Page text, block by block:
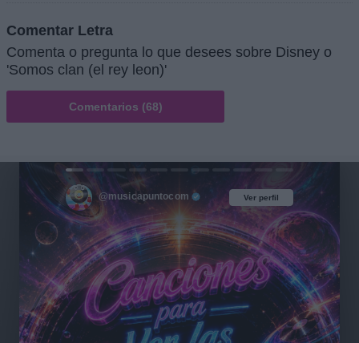
Comentar Letra
Comenta o pregunta lo que desees sobre Disney o
'Somos clan (el rey leon)'
Comentarios (68)
Ver perfil
@musicapuntocom Ver perfil